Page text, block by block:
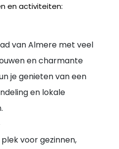
en activiteiten:
van Almere met veel
en charmante
je genieten van een
en lokale
voor gezinnen,